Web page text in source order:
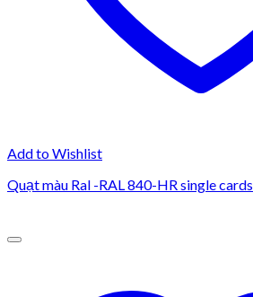
Add to Wishlist
Quạt màu Ral -RAL 840-HR single cards